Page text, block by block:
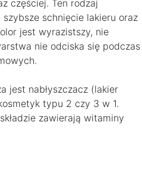
częściej. Ten rodzaj
schnięcie lakieru oraz
jest wyrazistszy, nie
nie odciska się podczas
jest nabłyszczacz (lakier
typu 2 czy 3 w 1.
zawierają witaminy